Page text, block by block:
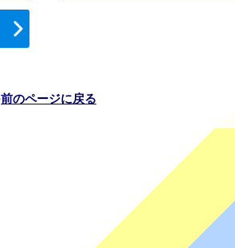
前のページに戻る